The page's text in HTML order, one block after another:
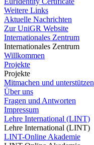
Weitere Links
Aktuelle Nachrichten
Zur UniGR Website
Internationales Zentrum
Internationales Zentrum
Willkommen
Projekte
Projekte
Mitmachen und unterstützen
Über uns
Fragen und Antworten
Impressum
Lehre International (LINT)
Lehre International (LINT)
LINT-Online Akademie